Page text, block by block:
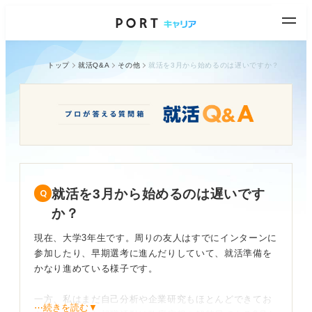
トップ 就活Q&A その他 就活を3月から始めるのは遅いですか？
就活を3月から始めるのは遅いです
か？
現在、大学3年生です。周りの友人はすでにインターンに
参加したり、早期選考に進んだりしていて、就活準備を
かなり進めている様子です。
一方、私はまだ自己分析や企業研究もほとんどできてお
⋯続きを読む▼